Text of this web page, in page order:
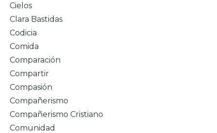
Cielos
Clara Bastidas
Codicia
Comida
Comparación
Compartir
Compasión
Compañerismo
Compañerismo Cristiano
Comunidad